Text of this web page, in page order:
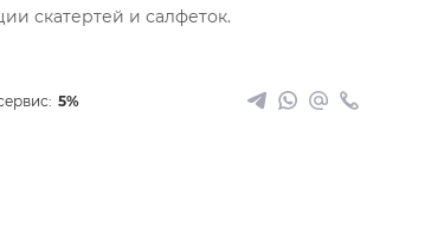
скатертей и салфеток.
5%